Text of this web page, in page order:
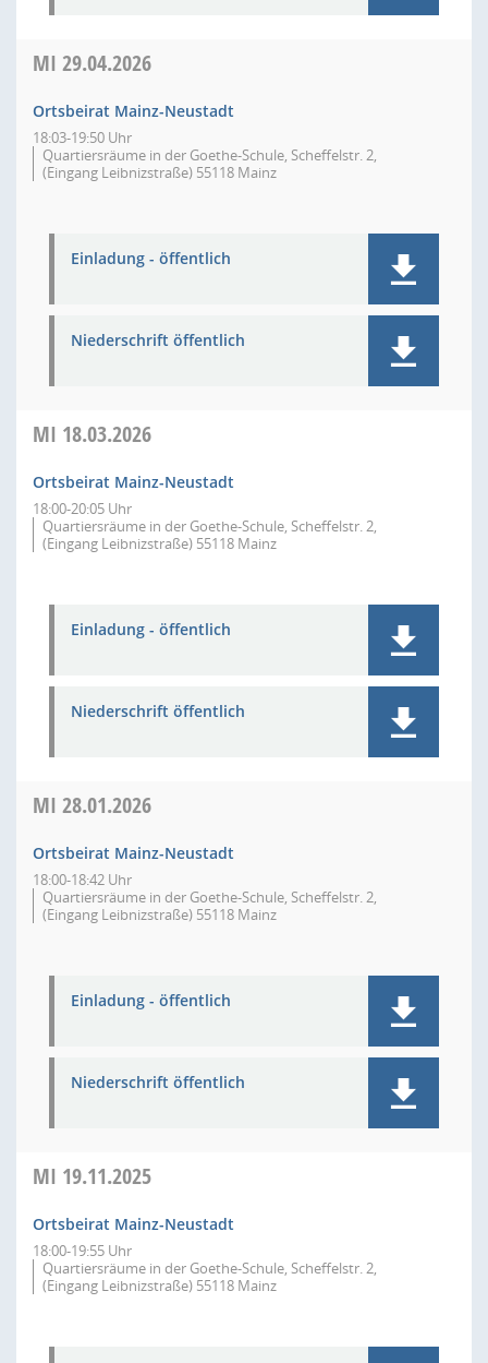
MI 29.04.2026
Ortsbeirat Mainz-Neustadt
18:03-19:50 Uhr
Quartiersräume in der Goethe-Schule, Scheffelstr. 2,
(Eingang Leibnizstraße) 55118 Mainz
Einladung - öffentlich
Niederschrift öffentlich
MI 18.03.2026
Ortsbeirat Mainz-Neustadt
18:00-20:05 Uhr
Quartiersräume in der Goethe-Schule, Scheffelstr. 2,
(Eingang Leibnizstraße) 55118 Mainz
Einladung - öffentlich
Niederschrift öffentlich
MI 28.01.2026
Ortsbeirat Mainz-Neustadt
18:00-18:42 Uhr
Quartiersräume in der Goethe-Schule, Scheffelstr. 2,
(Eingang Leibnizstraße) 55118 Mainz
Einladung - öffentlich
Niederschrift öffentlich
MI 19.11.2025
Ortsbeirat Mainz-Neustadt
18:00-19:55 Uhr
Quartiersräume in der Goethe-Schule, Scheffelstr. 2,
(Eingang Leibnizstraße) 55118 Mainz